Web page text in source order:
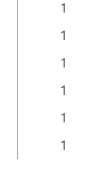
1
1
1
1
1
1